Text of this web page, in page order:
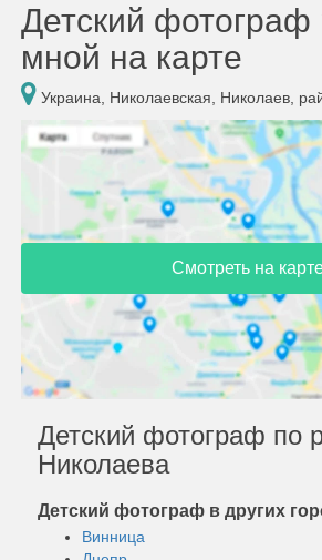
Детский фотограф
мной на карте
Украина, Николаевская, Николаев,
Смотреть на
Детский фотограф по
Николаева
Детский фотограф в других
Винница